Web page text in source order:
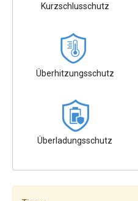
Kurzschlusschutz
Überhitzungsschutz
Überladungsschutz